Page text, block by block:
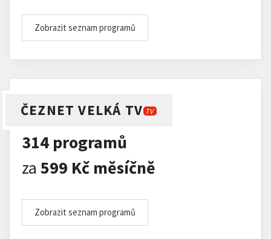
Zobrazit seznam programů
ČEZNET VELKÁ TV TV
314 programů
za 599 Kč měsíčně
Zobrazit seznam programů